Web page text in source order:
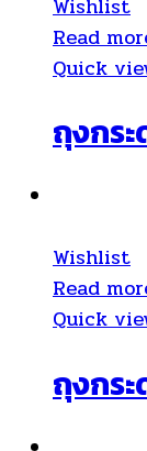
Wishlist
Read
Quick
ถุงกร
Wishlist
Read
Quick
ถุงกร